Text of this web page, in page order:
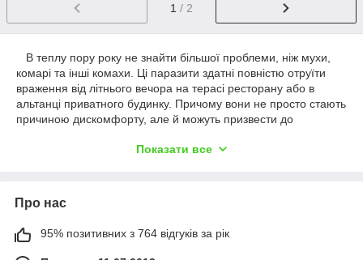
1 / 2
В теплу пору року не знайти більшої проблеми, ніж мухи,
комарі та інші комахи. Ці паразити здатні повністю отруїти
враження від літнього вечора на терасі ресторану або в
альтанці приватного будинку. Причому вони не просто стають
причиною дискомфорту, але й можуть призвести до
тварин. Наша компанія зібрала найефективніші пастки для
а також листочках 34Х60 див. Також в каталозі представлено
кілька електричних знищують комах.
Зверніть увагу, що ми не пропонуємо товари, що містять
Показати все
Про нас
95% позитивних з 764 відгуків за рік